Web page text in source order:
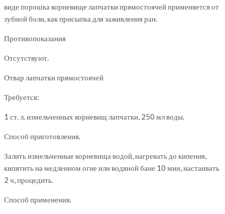
виде порошка корневище лапчатки прямостоячей применяется от
зубной боли, как присыпка для заживления ран.
Противопоказания
Отсутствуют.
Отвар лапчатки прямостоячей
Требуется:
1 ст. л. измельченных корневищ лапчатки, 250 мл воды.
Способ приготовления.
Залить измельченные корневища водой, нагревать до кипения,
кипятить на медленном огне или водяной бане 10 мин, настаивать
2 ч, процедить.
Способ применения.